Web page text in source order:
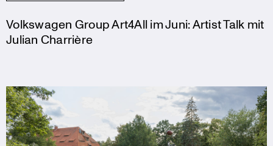
Volkswagen Group Art4All im Juni: Artist Talk mit
Julian Charrière